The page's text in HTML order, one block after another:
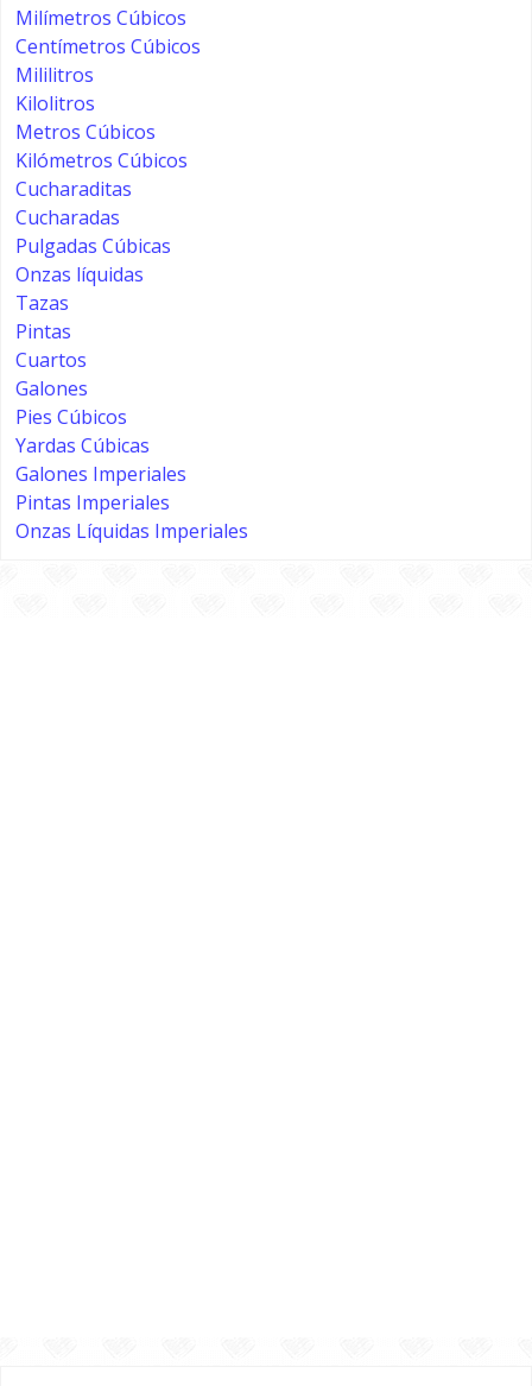
Milímetros Cúbicos
Centímetros Cúbicos
Mililitros
Kilolitros
Metros Cúbicos
Kilómetros Cúbicos
Cucharaditas
Cucharadas
Pulgadas Cúbicas
Onzas líquidas
Tazas
Pintas
Cuartos
Galones
Pies Cúbicos
Yardas Cúbicas
Galones Imperiales
Pintas Imperiales
Onzas Líquidas Imperiales